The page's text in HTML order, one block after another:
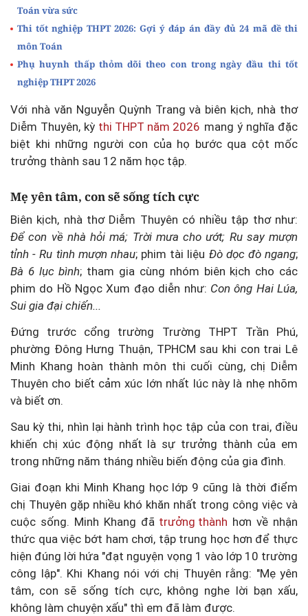
Toán vừa sức
Thi tốt nghiệp THPT 2026: Gợi ý đáp án đầy đủ 24 mã đề thi
môn Toán
Phụ huynh thấp thỏm dõi theo con trong ngày đầu thi tốt
nghiệp THPT 2026
Với nhà văn Nguyễn Quỳnh Trang và biên kịch, nhà thơ
Diễm Thuyên, kỳ thi THPT năm 2026 mang ý nghĩa đặc
biệt khi những người con của họ bước qua cột mốc
trưởng thành sau 12 năm học tập.
Mẹ yên tâm, con sẽ sống tích cực
Biên kịch, nhà thơ Diễm Thuyên có nhiều tập thơ như:
Để con về nhà hỏi má; Trời mưa cho ướt; Ru say mượn
tỉnh - Ru tình mượn nhau; phim tài liệu Đò dọc đò ngang;
Bà 6 lục bình; tham gia cùng nhóm biên kịch cho các
phim do Hồ Ngọc Xum đạo diễn như: Con ông Hai Lúa,
Sui gia đại chiến...
Đứng trước cổng trường Trường THPT Trần Phú,
phường Đông Hưng Thuận, TPHCM sau khi con trai Lê
Minh Khang hoàn thành môn thi cuối cùng, chị Diễm
Thuyên cho biết cảm xúc lớn nhất lúc này là nhẹ nhõm
và biết ơn.
Sau kỳ thi, nhìn lại hành trình học tập của con trai, điều
khiến chị xúc động nhất là sự trưởng thành của em
trong những năm tháng nhiều biến động của gia đình.
Giai đoạn khi Minh Khang học lớp 9 cũng là thời điểm
chị Thuyên gặp nhiều khó khăn nhất trong công việc và
cuộc sống. Minh Khang đã trưởng thành hơn về nhận
thức qua việc bớt ham chơi, tập trung học hơn để thực
hiện đúng lời hứa "đạt nguyện vọng 1 vào lớp 10 trường
công lập". Khi Khang nói với chị Thuyên rằng: "Mẹ yên
tâm, con sẽ sống tích cực, không nghe lời bạn xấu,
không làm chuyện xấu" thì em đã làm được.